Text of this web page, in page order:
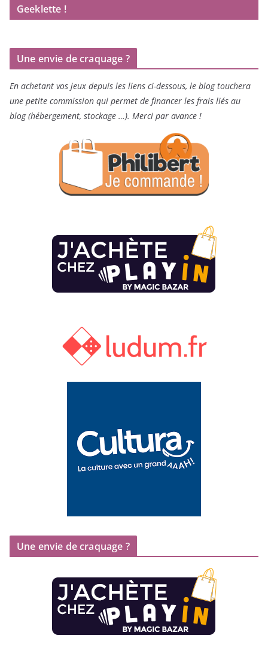
Geeklette !
Une envie de craquage ?
En achetant vos jeux depuis les liens ci-dessous, le blog touchera
une petite commission qui permet de financer les frais liés au
blog (hébergement, stockage …). Merci par avance !
Une envie de craquage ?